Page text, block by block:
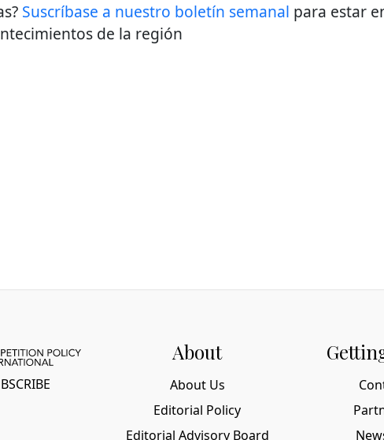
Suscríbase a nuestro boletín semanal para estar
de la región
About
About Us
Editorial Policy
Editorial Advisory Board